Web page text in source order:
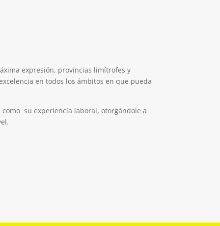
expresión, provincias limítrofes y
en todos los ámbitos en que pueda
su experiencia laboral, otorgándole a